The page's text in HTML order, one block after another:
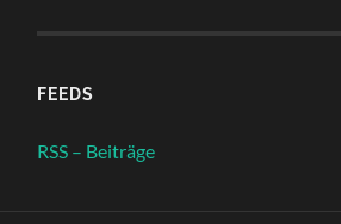
FEEDS
RSS – Beiträge